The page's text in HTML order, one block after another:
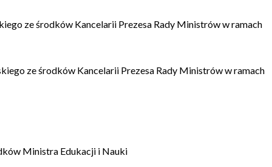
ze środków Kancelarii Prezesa Rady Ministrów w ramach
ze środków Kancelarii Prezesa Rady Ministrów w ramach
Ministra Edukacji i Nauki